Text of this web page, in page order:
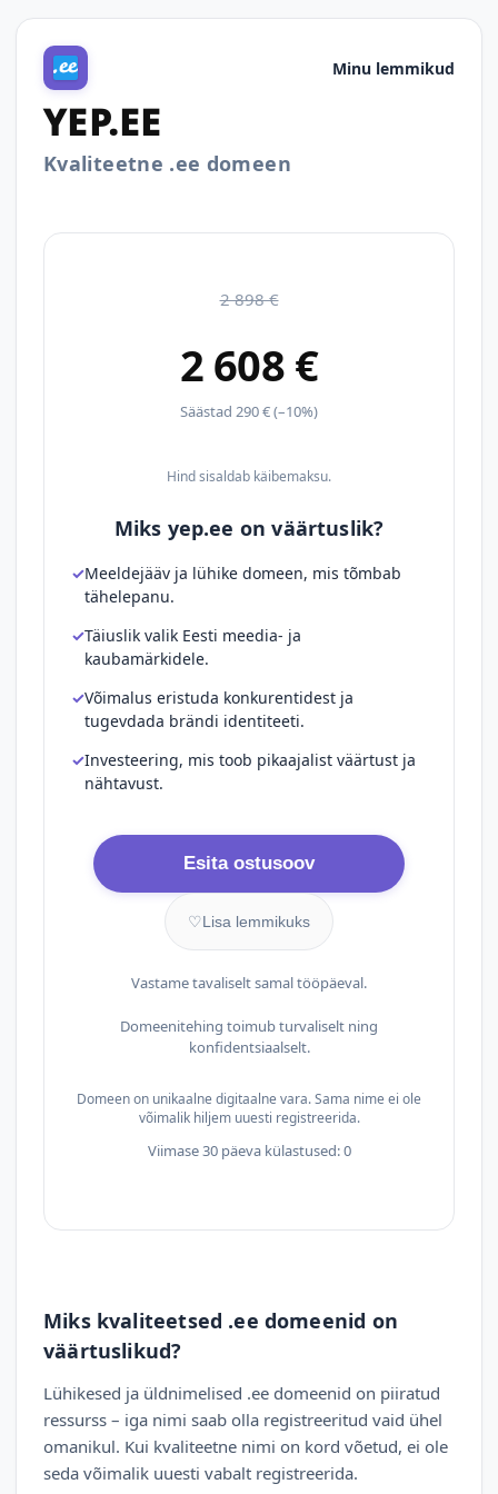
Minu lemmikud
YEP.EE
Kvaliteetne .ee domeen
2 898 €
2 608 €
Säästad 290 € (–10%)
Hind sisaldab käibemaksu.
Miks yep.ee on väärtuslik?
Meeldejääv ja lühike domeen, mis tõmbab
tähelepanu.
Täiuslik valik Eesti meedia- ja
kaubamärkidele.
Võimalus eristuda konkurentidest ja
tugevdada brändi identiteeti.
Investeering, mis toob pikaajalist väärtust ja
nähtavust.
Esita ostusoov
♡Lisa lemmikuks
Vastame tavaliselt samal tööpäeval.
Domeenitehing toimub turvaliselt ning
konfidentsiaalselt.
Domeen on unikaalne digitaalne vara. Sama nime ei ole
võimalik hiljem uuesti registreerida.
Viimase 30 päeva külastused: 0
Miks kvaliteetsed .ee domeenid on
väärtuslikud?
Lühikesed ja üldnimelised .ee domeenid on piiratud
ressurss – iga nimi saab olla registreeritud vaid ühel
omanikul. Kui kvaliteetne nimi on kord võetud, ei ole
seda võimalik uuesti vabalt registreerida.